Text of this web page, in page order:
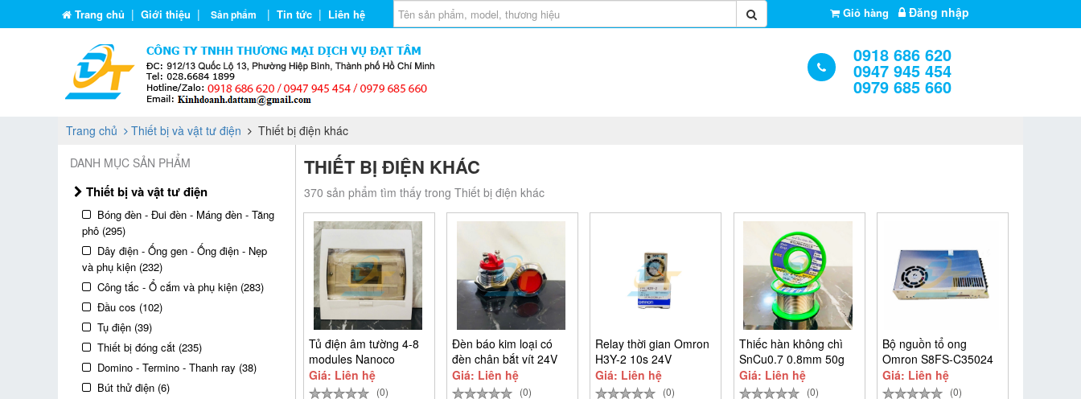
Trang chủ | Giới thiệu | Sản phẩm | Tin tức | Liên hệ Giỏ hàng Đăng nhập
0918 686 620
0947 945 454
0979 685 660
Trang chủ Thiết bị và vật tư điện
Thiết bị điện khác
DANH MỤC SẢN PHẨM
Thiết bị và vật tư điện
Bóng đèn - Đui đèn - Máng đèn - Tăng
phô (295)
Dây điện - Ống gen - Ống điện - Nẹp
và phụ kiện (232)
Công tắc - Ổ cắm và phụ kiện (283)
Đầu cos (102)
Tụ điện (39)
Thiết bị đóng cắt (235)
Domino - Termino - Thanh ray (38)
Bút thử điện (6)
THIẾT BỊ ĐIỆN KHÁC
370 sản phẩm tìm thấy trong Thiết bị điện khác
Tủ điện âm tường 4-8
modules Nanoco
NDP108P
Giá: Liên hệ
(0)
Đèn báo kim loại có
đèn chân bắt vít 24V
phi 19mm -
Giá: Liên hệ
(0)
Relay thời gian Omron
H3Y-2 10s 24V
Giá: Liên hệ
(0)
Thiếc hàn không chì
SnCu0.7 0.8mm 50g
Giá: Liên hệ
(0)
Bộ nguồn tổ ong
Omron S8FS-C35024
Giá: Liên hệ
(0)